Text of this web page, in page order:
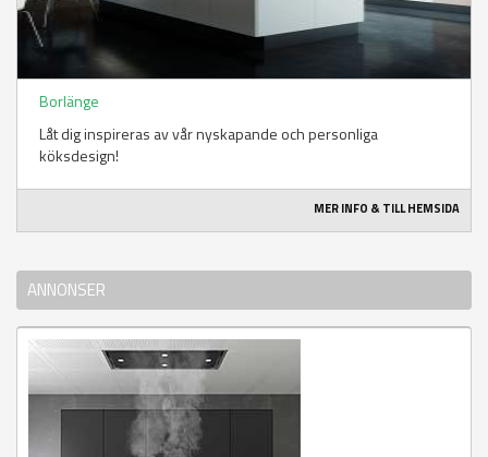
Borlänge
Låt dig inspireras av vår nyskapande och personliga
köksdesign!
MER INFO & TILL HEMSIDA
ANNONSER